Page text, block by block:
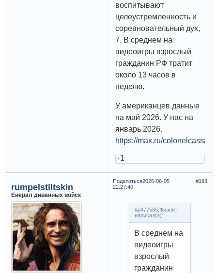
воспитывают
целеустремленность и
соревновательный дух,
7. В среднем на
видеоигры взрослый
гражданин РФ тратит
около 13 часов в
неделю.
У американцев данные
на май 2026. У нас на
январь 2026.
https://max.ru/
+1
Поделиться 193
2026-06-05
22:27:40
rumpelstiltskin
Енерал диванных войск
#p477585,Фианит
написал(а):
В среднем на
видеоигры
взрослый
гражданин